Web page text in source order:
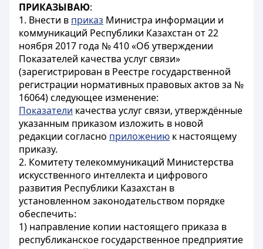
ПРИКАЗЫВАЮ:
1. Внести в приказ Министра информации и
коммуникаций Республики Казахстан от 22
ноября 2017 года № 410 «Об утверждении
Показателей качества услуг связи»
(зарегистрирован в Реестре государственной
регистрации нормативных правовых актов за №
16064) следующее изменение:
Показатели качества услуг связи, утверждённые
указанным приказом изложить в новой
редакции согласно приложению к настоящему
приказу.
2. Комитету телекоммуникаций Министерства
искусственного интеллекта и цифрового
развития Республики Казахстан в
установленном законодательством порядке
обеспечить:
1) направление копии настоящего приказа в
республиканское государственное предприятие